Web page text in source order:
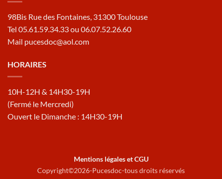
98Bis Rue des Fontaines, 31300 Toulouse
Tel 05.61.59.34.33 ou 06.07.52.26.60
Mail pucesdoc@aol.com
HORAIRES
10H-12H & 14H30-19H
(Fermé le Mercredi)
Ouvert le Dimanche : 14H30-19H
Mentions légales et CGU
Copyright©2026-Pucesdoc-tous droits réservés